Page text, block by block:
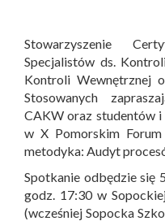
Stowarzyszenie
Specjalistów ds.
Kontroli Wewnętrznej
Stosowanych
CAKW oraz studentów i
w X Pomorskim
metodyka: Audyt
Spotkanie odbędzie się
godz. 17:30 w
(wcześniej Sopocka